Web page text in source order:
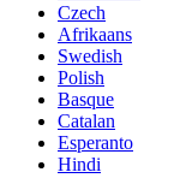
Czech
Afrikaans
Swedish
Polish
Basque
Catalan
Esperanto
Hindi